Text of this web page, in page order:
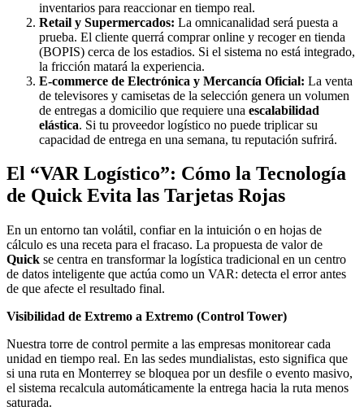
inventarios para reaccionar en tiempo real.
Retail y Supermercados: La omnicanalidad será puesta a
prueba. El cliente querrá comprar online y recoger en tienda
(BOPIS) cerca de los estadios. Si el sistema no está integrado,
la fricción matará la experiencia.
E-commerce de Electrónica y Mercancía Oficial: La venta
de televisores y camisetas de la selección genera un volumen
de entregas a domicilio que requiere una escalabilidad
elástica. Si tu proveedor logístico no puede triplicar su
capacidad de entrega en una semana, tu reputación sufrirá.
El “VAR Logístico”: Cómo la Tecnología
de Quick Evita las Tarjetas Rojas
En un entorno tan volátil, confiar en la intuición o en hojas de
cálculo es una receta para el fracaso. La propuesta de valor de
Quick se centra en transformar la logística tradicional en un centro
de datos inteligente que actúa como un VAR: detecta el error antes
de que afecte el resultado final.
Visibilidad de Extremo a Extremo (Control Tower)
Nuestra torre de control permite a las empresas monitorear cada
unidad en tiempo real. En las sedes mundialistas, esto significa que
si una ruta en Monterrey se bloquea por un desfile o evento masivo,
el sistema recalcula automáticamente la entrega hacia la ruta menos
saturada.